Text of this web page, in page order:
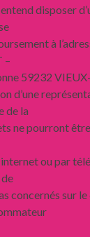
disposer
à
–
59232
d’une
de la
ne pourront être
internet ou par
concernés sur le